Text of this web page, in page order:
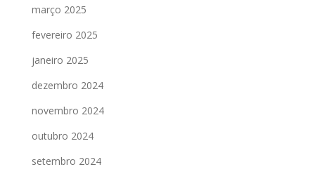
março 2025
fevereiro 2025
janeiro 2025
dezembro 2024
novembro 2024
outubro 2024
setembro 2024